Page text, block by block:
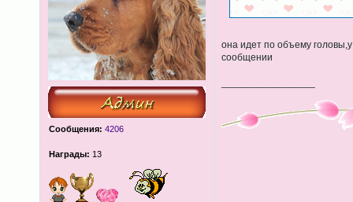
Сообщения: 4206
Награды: 13
она идет по объему
сообщении